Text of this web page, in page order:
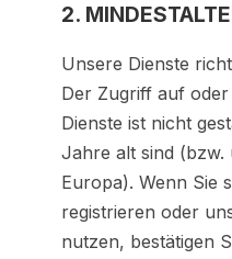
2.
Unsere Dienste
Der Zugriff auf
Dienste ist nicht
Jahre alt sind (bzw.
Europa). Wenn Sie
registrieren oder
nutzen, bestätigen